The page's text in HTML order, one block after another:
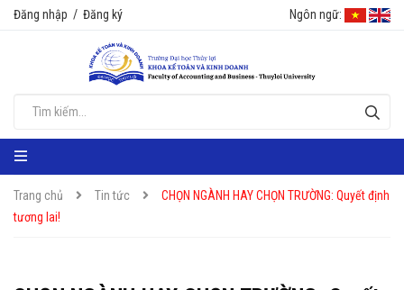
Đăng nhập / Đăng ký Ngôn ngữ:
Trang chủ Tin tức
CHỌN NGÀNH HAY CHỌN TRƯỜNG: Quyết định
tương lai!